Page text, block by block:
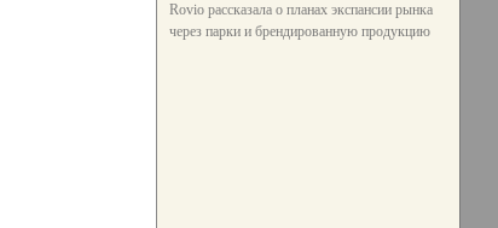
Rovio рассказала о планах экспансии рынка
через парки и брендированную продукцию